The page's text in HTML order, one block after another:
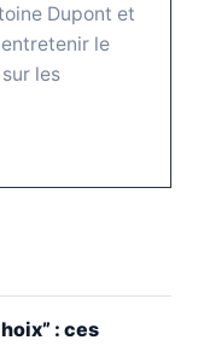
Dupont et
le
les
: ces